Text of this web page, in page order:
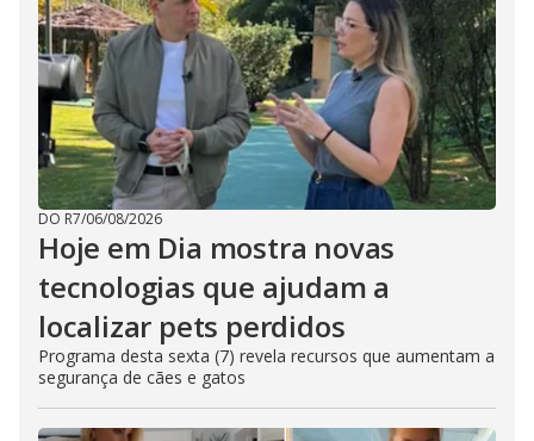
DO R7/06/08/2026
Hoje em Dia mostra novas
tecnologias que ajudam a
localizar pets perdidos
Programa desta sexta (7) revela recursos que aumentam a
segurança de cães e gatos